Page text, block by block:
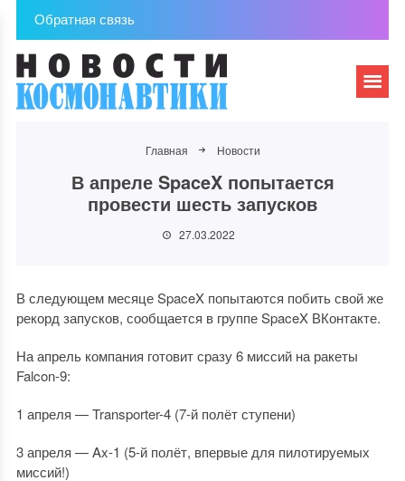
Обратная связь
Главная Новости
В апреле SpaceX попытается
провести шесть запусков
27.03.2022
В следующем месяце SpaceX попытаются побить свой же
рекорд запусков, сообщается в группе SpaceX ВКонтакте.
На апрель компания готовит сразу 6 миссий на ракеты
Falcon-9:
1 апреля — Transporter-4 (7-й полёт ступени)
3 апреля — Ax-1 (5-й полёт, впервые для пилотируемых
миссий!)